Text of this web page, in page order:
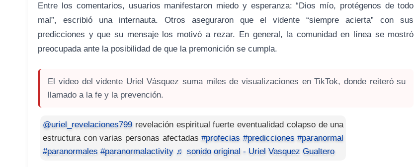
Entre los comentarios, usuarios manifestaron miedo y esperanza: “Dios mío, protégenos de todo
mal”, escribió una internauta. Otros aseguraron que el vidente “siempre acierta” con sus
predicciones y que su mensaje los motivó a rezar. En general, la comunidad en línea se mostró
preocupada ante la posibilidad de que la premonición se cumpla.
El video del vidente Uriel Vásquez suma miles de visualizaciones en TikTok, donde reiteró su
llamado a la fe y la prevención.
@uriel_revelaciones799 revelación espiritual fuerte eventualidad colapso de una
estructura con varias personas afectadas#profecias #predicciones #paranormal
#paranormales #paranormalactivity ♬ sonido original - Uriel Vasquez Gualtero